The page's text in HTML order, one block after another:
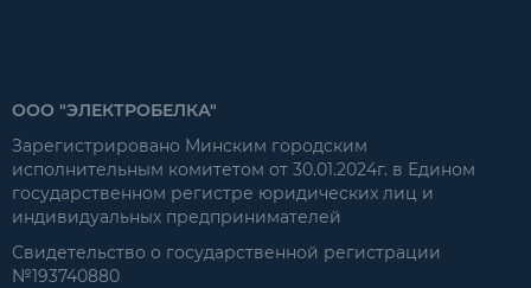
ООО "ЭЛЕКТРОБЕЛКА"
Зарегистрировано Минским городским
исполнительным комитетом от 30.01.2024г. в Едином
государственном регистре юридических лиц и
индивидуальных предпринимателей
Свидетельство о государственной регистрации
№193740880